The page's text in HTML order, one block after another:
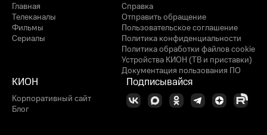
Главная
Телеканалы
Фильмы
Сериалы
Справка
Отправить обращение
Пользовательское соглашение
Политика конфиденциальности
Политика обработки файлов cookie
Устройства КИОН (ТВ и приставки)
Документация пользования ПО
КИОН
Корпоративный сайт
Блог
Подписывайся